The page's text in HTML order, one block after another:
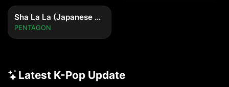
Sha La La (Japanese Ver)
PENTAGON
Latest K-Pop Update